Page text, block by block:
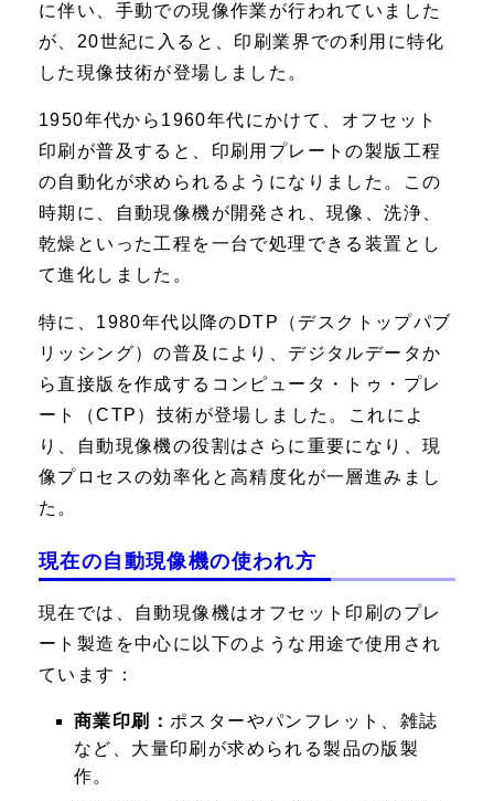
に伴い、手動での現像作業が行われていました
が、20世紀に入ると、印刷業界での利用に特化
した現像技術が登場しました。
1950年代から1960年代にかけて、オフセット
印刷が普及すると、印刷用プレートの製版工程
の自動化が求められるようになりました。この
時期に、自動現像機が開発され、現像、洗浄、
乾燥といった工程を一台で処理できる装置とし
て進化しました。
特に、1980年代以降のDTP（デスクトップパブ
リッシング）の普及により、デジタルデータか
ら直接版を作成するコンピュータ・トゥ・プレ
ート（CTP）技術が登場しました。これによ
り、自動現像機の役割はさらに重要になり、現
像プロセスの効率化と高精度化が一層進みまし
た。
現在の自動現像機の使われ方
現在では、自動現像機はオフセット印刷のプレ
ート製造を中心に以下のような用途で使用され
ています：
商業印刷： ポスターやパンフレット、雑誌
など、大量印刷が求められる製品の版製
作。